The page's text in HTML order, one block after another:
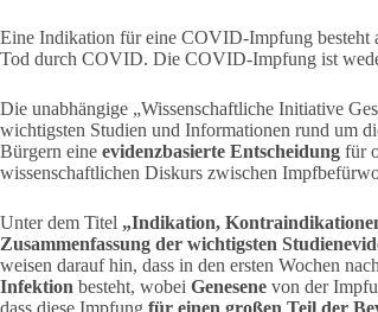
Eine Indikation für eine COVID-Impfung besteht
Tod durch COVID. Die COVID-Impfung ist
Die unabhängige „Wissenschaftliche Initiative
wichtigsten Studien und Informationen rund um
Bürgern eine evidenzbasierte Entscheidung für
wissenschaftlichen Diskurs zwischen
Unter dem Titel „Indikation,
Zusammenfassung der wichtigsten
weisen darauf hin, dass in den ersten Wochen
Infektion besteht, wobei Genesene von der